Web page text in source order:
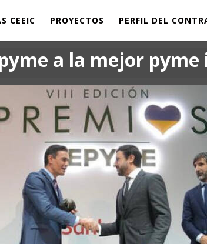
CEEIC PROYECTOS PERFIL DEL
a la mejor pyme